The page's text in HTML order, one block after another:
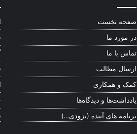
صفحه نخست
در مورد ما
تماس با ما
ارسال مطالب
کمک و همکاری
یادداشت‌ها و دیدگاه‌ها
برنامه های آینده (بزودی…)